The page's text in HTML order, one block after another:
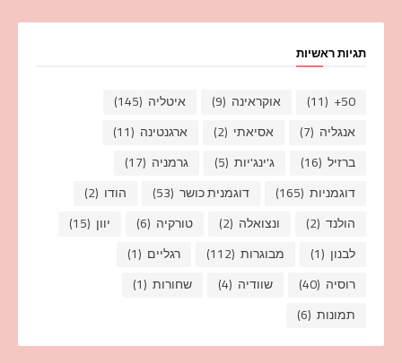
תגיות ראשיות
50+
(11) אוקראינה (9) איטליה (145)
אנגליה (7) אסיאתי (2) ארגנטינה (11)
ברזיל (16) ג'ינג'יות (5) גרמניה (17)
דוגמניות (165) דוגמנית כושר (53) הודו (2)
הולנד (2) ונצואלה (2) טורקיה (6) יוון (15)
לבנון (1) מבוגרות (112) רגליים (1)
רוסיה (40) שוודיה (4) שחורות (1)
תמונות (6)